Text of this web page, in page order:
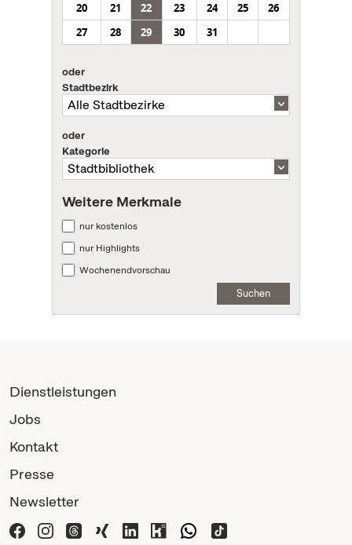
20
21 22 23 24 25
26
27
28 29 30 31
oder
Stadtbezirk
oder
Kategorie
Weitere Merkmale
nur kostenlos
nur Highlights
Wochenendvorschau
Suchen
Dienstleistungen
Jobs
Kontakt
Presse
Newsletter